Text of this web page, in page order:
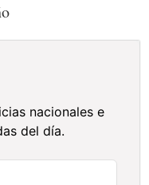
nacionales e
del día.